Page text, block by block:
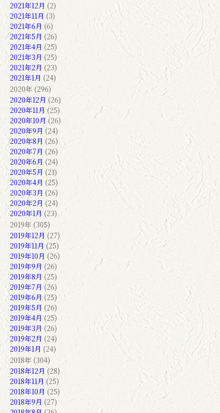
2021年12月 (2)
2021年11月 (3)
2021年6月 (6)
2021年5月 (26)
2021年4月 (25)
2021年3月 (25)
2021年2月 (23)
2021年1月 (24)
2020年 (296)
2020年12月 (26)
2020年11月 (25)
2020年10月 (26)
2020年9月 (24)
2020年8月 (26)
2020年7月 (26)
2020年6月 (24)
2020年5月 (21)
2020年4月 (25)
2020年3月 (26)
2020年2月 (24)
2020年1月 (23)
2019年 (305)
2019年12月 (27)
2019年11月 (25)
2019年10月 (26)
2019年9月 (26)
2019年8月 (25)
2019年7月 (26)
2019年6月 (25)
2019年5月 (26)
2019年4月 (25)
2019年3月 (26)
2019年2月 (24)
2019年1月 (24)
2018年 (304)
2018年12月 (28)
2018年11月 (25)
2018年10月 (25)
2018年9月 (27)